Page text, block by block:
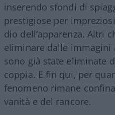
inserendo sfondi di
prestigiose per
dio dell’apparenza. Altri
eliminare dalle immagini
sono già state eliminate
coppia. E fin qui, per
fenomeno rimane
vanità e del rancore.